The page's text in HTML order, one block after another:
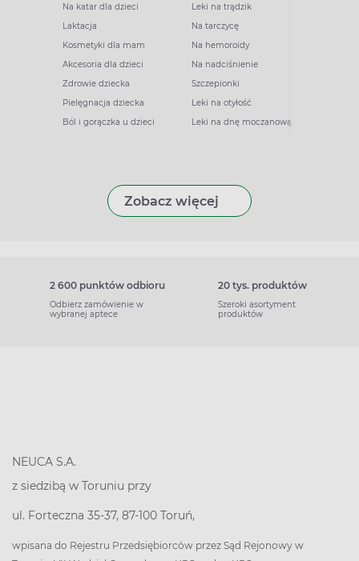
Na katar dla dzieci
Laktacja
Kosmetyki dla mam
Akcesoria dla dzieci
Zdrowie dziecka
Pielęgnacja dziecka
Ból i gorączka u dzieci
Leki na trądzik
Na tarczycę
Na hemoroidy
Na nadciśnienie
Szczepionki
Leki na otyłość
Leki na dnę moczanową
Zobacz więcej
2 600 punktów odbioru
Odbierz zamówienie w
wybranej aptece
20 tys. produktów
Szeroki asortyment
produktów
NEUCA S.A.
z siedzibą w Toruniu przy
ul. Forteczna 35-37, 87-100 Toruń,
wpisana do Rejestru Przedsiębiorców przez Sąd Rejonowy w